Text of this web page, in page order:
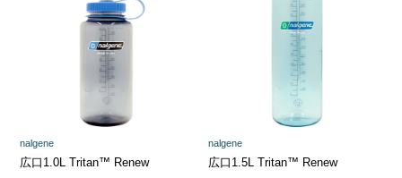
nalgene
広口1.0L Tritan™ Renew
nalgene
広口1.5L Tritan™ Renew